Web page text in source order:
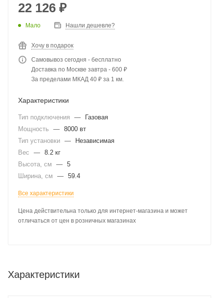
22 126 ₽
Мало Нашли дешевле?
Хочу в подарок
Самовывоз сегодня - бесплатно
Доставка по Москве завтра - 600 ₽
За пределами МКАД 40 ₽ за 1 км.
Характеристики
Тип подключения —
Газовая
Мощность
— 8000 вт
Тип установки —
Независимая
Вес
— 8.2 кг
Высота, см
— 5
Ширина, см
— 59.4
Все характеристики
Цена действительна только для интернет-магазина и может
отличаться от цен в розничных магазинах
Характеристики